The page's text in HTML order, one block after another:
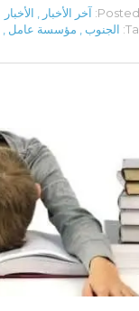
Posted آخر الأخبار , الأخبار
الجنوب, مؤسسة عامل ,